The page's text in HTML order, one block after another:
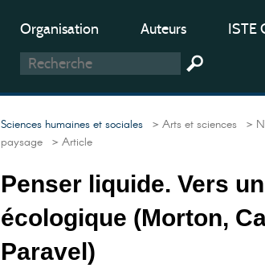
Organisation Auteurs ISTE
Sciences humaines et sociales > Arts et sciences >
paysage > Article
Penser liquide. Vers
écologique (Morton,
Paravel)